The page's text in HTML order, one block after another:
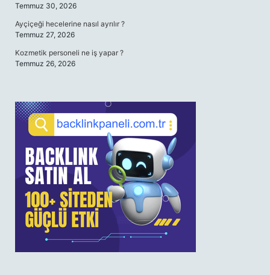
Temmuz 30, 2026
Ayçiçeği hecelerine nasıl ayrılır ?
Temmuz 27, 2026
Kozmetik personeli ne iş yapar ?
Temmuz 26, 2026